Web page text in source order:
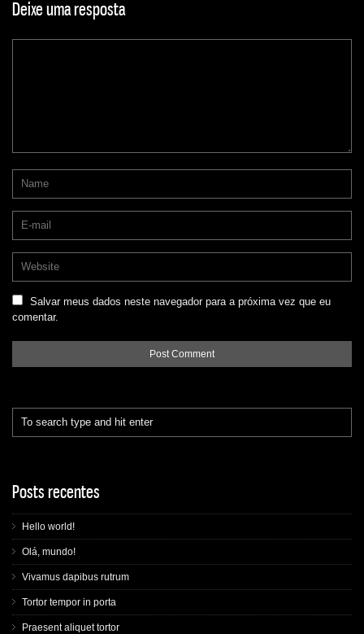
Deixe uma resposta
Salvar meus dados neste navegador para a próxima vez que eu
comentar.
Posts recentes
Hello world!
Olá, mundo!
Vivamus dapibus rutrum
Tortor tempor in porta
Praesent aliquet tortor